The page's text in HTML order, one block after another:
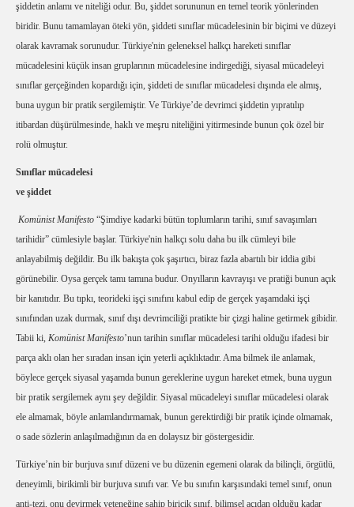
şiddetin anlamı ve niteliği odur. Bu, şiddet sorununun en temel teorik yönlerinden
biridir. Bunu tamamlayan öteki yön, şiddeti sınıflar mücadelesinin bir biçimi ve düzeyi
olarak kavramak sorunudur. Türkiye'nin geleneksel halkçı hareketi sınıflar
mücadelesini küçük insan gruplarının mücadelesine indirgediği, siyasal mücadeleyi
sınıflar gerçeğinden kopardığı için, şiddeti de sınıflar mücadelesi dışında ele almış,
buna uygun bir pratik sergilemiştir. Ve Türkiye’de devrimci şiddetin yıpratılıp
itibardan düşürülmesinde, haklı ve meşru niteliğini yitirmesinde bunun çok özel bir
rolü olmuştur.
Sınıflar mücadelesi
ve şiddet
Komünist Manifesto “Şimdiye kadarki bütün toplumların tarihi, sınıf savaşımları
tarihidir” cümlesiyle başlar. Türkiye'nin halkçı solu daha bu ilk cümleyi bile
anlayabilmiş değildir. Bu ilk bakışta çok şaşırtıcı, biraz fazla abartılı bir iddia gibi
görünebilir. Oysa gerçek tamı tamına budur. Onyılların kavrayışı ve pratiği bunun açık
bir kanıtıdır. Bu tıpkı, teorideki işçi sınıfını kabul edip de gerçek yaşamdaki işçi
sınıfından uzak durmak, sınıf dışı devrimciliği pratikte bir çizgi haline getirmek gibidir.
Tabii ki, Komünist Manifesto’nun tarihin sınıflar mücadelesi tarihi olduğu ifadesi bir
parça aklı olan her sıradan insan için yeterli açıklıktadır. Ama bilmek ile anlamak,
böylece gerçek siyasal yaşamda bunun gereklerine uygun hareket etmek, buna uygun
bir pratik sergilemek aynı şey değildir. Siyasal mücadeleyi sınıflar mücadelesi olarak
ele almamak, böyle anlamlandırmamak, bunun gerektirdiği bir pratik içinde olmamak,
o sade sözlerin anlaşılmadığının da en dolaysız bir göstergesidir.
Türkiye’nin bir burjuva sınıf düzeni ve bu düzenin egemeni olarak da bilinçli, örgütlü,
deneyimli, birikimli bir burjuva sınıfı var. Ve bu sınıfın karşısındaki temel sınıf, onun
anti-tezi, onu devirmek yeteneğine sahip biricik sınıf, bilimsel açıdan olduğu kadar